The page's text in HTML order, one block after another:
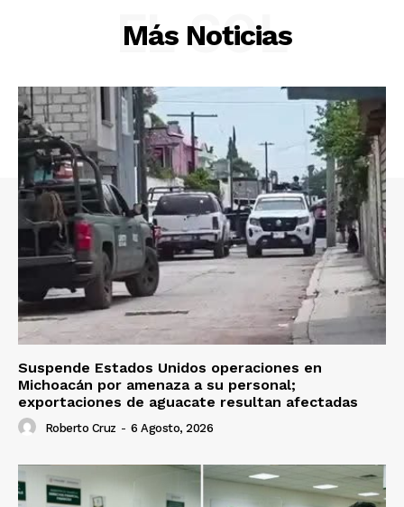
Más Noticias
EL SOL
Suspende Estados Unidos operaciones en
Michoacán por amenaza a su personal;
exportaciones de aguacate resultan afectadas
Roberto Cruz - 6 Agosto, 2026